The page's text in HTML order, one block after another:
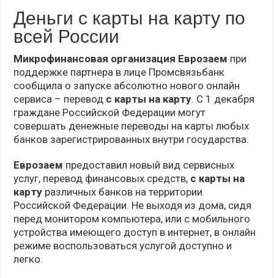
Деньги с карты на карту по
всей России
Микрофинансовая организация Еврозаем при
поддержке партнера в лице Промсвязьбанк
сообщила о запуске абсолютно нового онлайн
сервиса – перевод с карты на карту. С 1 декабря
граждане Российской Федерации могут
совершать денежные переводы на карты любых
банков зарегистрированных внутри государства.
Еврозаем предоставил новый вид сервисных
услуг, перевод финансовых средств, с карты на
карту различных банков на территории
Российской Федерации. Не выходя из дома, сидя
перед монитором компьютера, или с мобильного
устройства имеющего доступ в интернет, в онлайн
режиме воспользоваться услугой доступно и
легко.